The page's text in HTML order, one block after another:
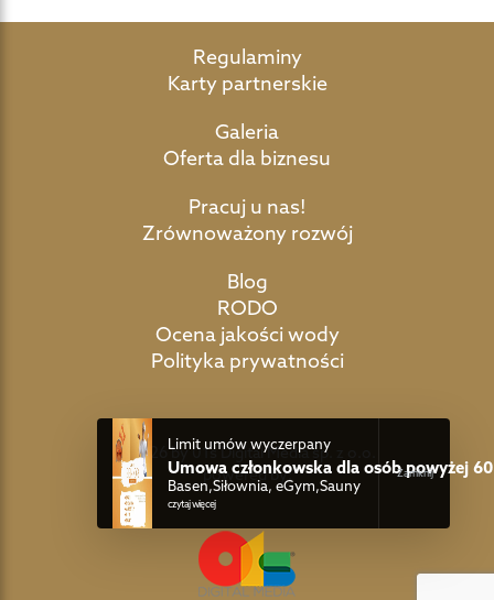
Regulaminy
Karty partnerskie
Galeria
Oferta dla biznesu
Pracuj u nas!
Zrównoważony rozwój
Blog
RODO
Ocena jakości wody
Polityka prywatności
©2026 by 01s Digital Media sp. z o.o.
powered by:
Limit umów wyczerpany
Umowa członkowska dla osób powyżej
Basen,Siłownia, eGym,Sauny
czytaj więcej